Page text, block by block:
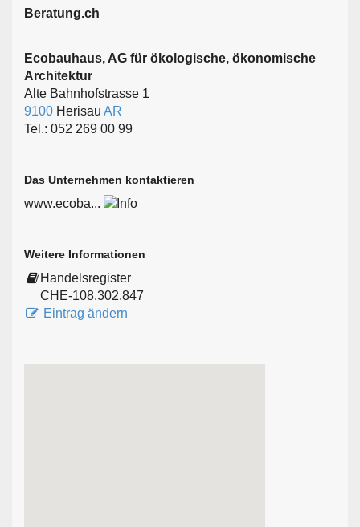
Beratung.ch
Ecobauhaus, AG für ökologische, ökonomische
Architektur
Alte Bahnhofstrasse 1
9100 Herisau AR
Tel.: 052 269 00 99
Das Unternehmen kontaktieren
www.ecoba...
Weitere Informationen
Handelsregister
CHE-108.302.847
Eintrag ändern